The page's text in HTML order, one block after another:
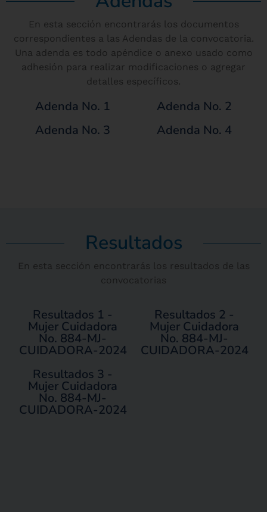
En esta sección encontrarás los documentos
correspondientes a las Adendas de la convocatoria.
Una adenda es todo apéndice o anexo usado como
adhesión para realizar modificaciones o agregar
detalles específicos.
Adenda No. 1
Adenda No. 2
Adenda No. 3
Adenda No. 4
Resultados
En esta sección encontrarás los resultados de las
convocatorias
Resultados 1 -
Mujer Cuidadora
No. 884-MJ-
CUIDADORA-2024
Resultados 2 -
Mujer Cuidadora
No. 884-MJ-
CUIDADORA-2024
Resultados 3 -
Mujer Cuidadora
No. 884-MJ-
CUIDADORA-2024